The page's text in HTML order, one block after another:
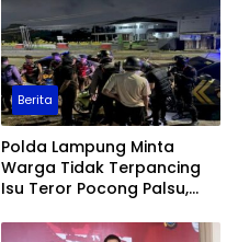
Berita
Polda Lampung Minta
Warga Tidak Terpancing
Isu Teror Pocong Palsu,
Ditingkatkan